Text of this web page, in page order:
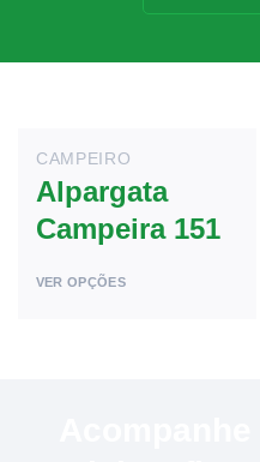
CAMPEIRO
Alpargata
Campeira 151
VER OPÇÕES